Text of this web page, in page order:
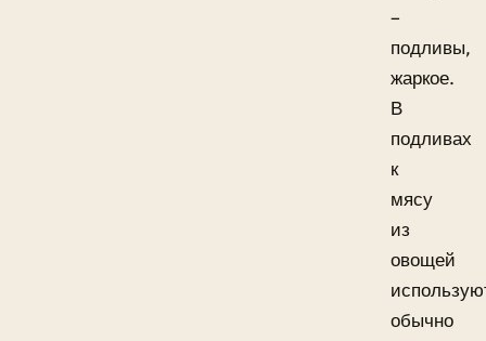
–
подливы,
жаркое.
В
подливах
к
мясу
из
овощей
обычно